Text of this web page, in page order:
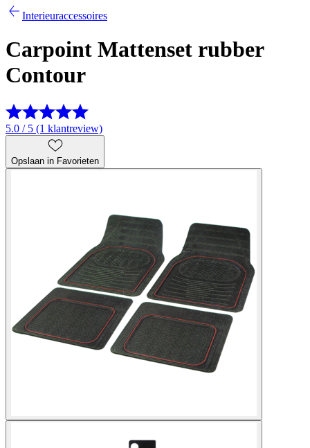
Interieuraccessoires
Carpoint Mattenset rubber
Contour
5.0 / 5 (1 klantreview)
Opslaan in Favorieten